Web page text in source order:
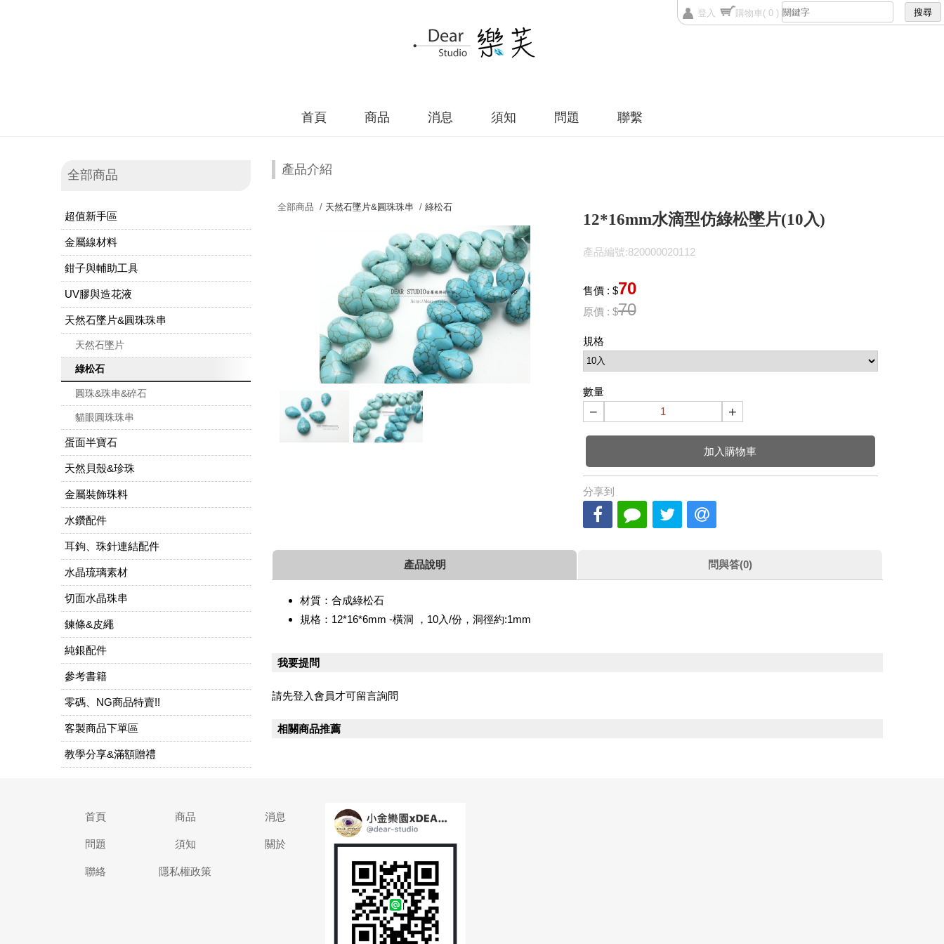
登入 購物車( 0 )
首頁 商品 消息 須知 問題 聯繫
全部商品
超值新手區
金屬線材料
鉗子與輔助工具
UV膠與造花液
天然石墜片&圓珠珠串
天然石墜片
綠松石
圓珠&珠串&碎石
貓眼圓珠珠串
蛋面半寶石
天然貝殼&珍珠
金屬裝飾珠料
水鑽配件
耳鉤、珠針連結配件
水晶琉璃素材
切面水晶珠串
鍊條&皮繩
純銀配件
參考書籍
零碼、NG商品特賣!!
客製商品下單區
教學分享&滿額贈禮
產品介紹
全部商品 / 天然石墜片&圓珠珠串 / 綠松石
12*16mm水滴型仿綠松墜片(10入)
產品編號:820000020112
售價 : $70
原價 : $70
規格
數量
− +
加入購物車
分享到
產品說明 問與答(0)
材質：合成綠松石
規格：12*16*6mm -橫洞 ，10入/份，洞徑約:1mm
我要提問
請先登入會員才可留言詢問
相關商品推薦
首頁 商品 消息
問題 須知 關於
聯絡 隱私權政策